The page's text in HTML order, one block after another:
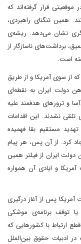
قرار گرفته‌اند که
همین تنگنای راهبردی،
نشان می‌دهد. ریشه‌ی
برداشت‌های ناسازگار از
است.
از سوی آمریکا و از طریق
دولت ایران به نقطه‌ای
و ترورهای هدفمند علیه
نشدند. این اقدامات
مستقیم بقا فهمیده
کرد. از آن پس، هر پیام
ایران از فیلتر همین
و ایادی آن همواره
پس از آغاز درگیری
یا توقف برنامه‌ی موشکی
ارتباط با کشورهایی که
در ادبیات حقوق بین‌الملل